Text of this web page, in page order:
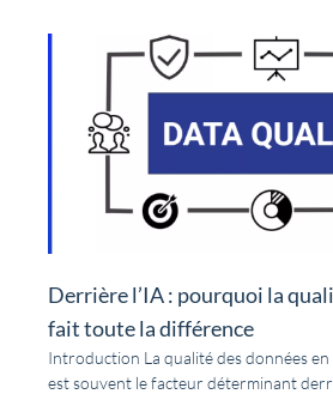
Derrière l’IA : pourquoi la
fait toute la différence
Introduction La qualité des données
est souvent le facteur déterminant